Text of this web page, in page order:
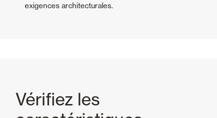
exigences architecturales.
Vérifiez les